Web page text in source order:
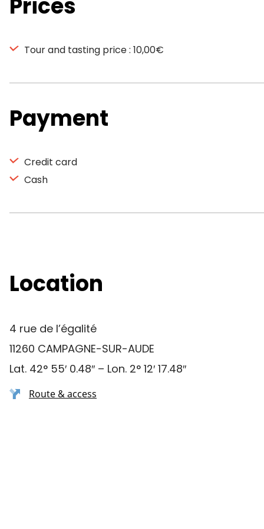
Prices
Tour and tasting price : 10,00€
Payment
Credit card
Cash
Location
4 rue de l’égalité
11260 CAMPAGNE-SUR-AUDE
Lat. 42° 55′ 0.48″ – Lon. 2° 12′ 17.48″
Route & access